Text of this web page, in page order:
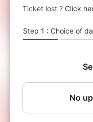
Une COMÉDIE
envie !
Metteur en